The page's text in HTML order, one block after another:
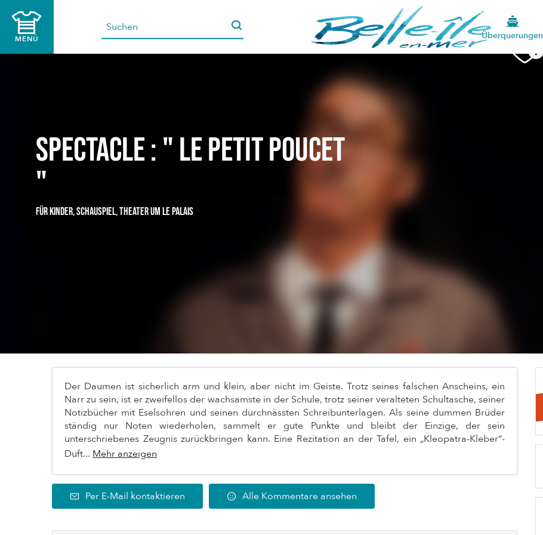
contenu
MENÜ Überquerungen
Spectacle : " Le Petit Poucet
"
FÜR KINDER,SCHAUSPIEL,THEATERUM LE PALAIS
Der Daumen ist sicherlich arm und klein, aber nicht im Geiste. Trotz seines falschen Anscheins, ein
Narr zu sein, ist er zweifellos der wachsamste in der Schule, trotz seiner veralteten Schultasche, seiner
Notizbücher mit Eselsohren und seinen durchnässten Schreibunterlagen. Als seine dummen Brüder
ständig nur Noten wiederholen, sammelt er gute Punkte und bleibt der Einzige, der sein
unterschriebenes Zeugnis zurückbringen kann. Eine Rezitation an der Tafel, ein „Kleopatra-Kleber“-
Duft... Mehr anzeigen
Per E-Mail kontaktieren Alle Kommentare ansehen